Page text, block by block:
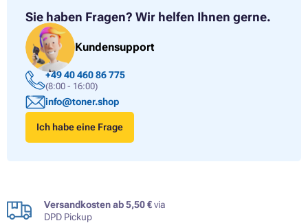
Sie haben Fragen? Wir helfen Ihnen gerne.
Kundensupport
+49 40 460 86 775
(8:00 - 16:00)
info@toner.shop
Ich habe eine Frage
Versandkosten ab 5,50 €via
DPD Pickup